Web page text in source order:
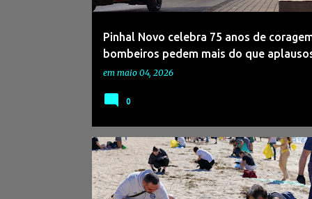
Pinhal Novo celebra 75 anos de
bombeiros pedem mais do que
em maio 04, 2026
0
#AMBIENTE #CIDADEPARATODOS #LIXO
#SETÚBAL #SUSTENTABILIDADE